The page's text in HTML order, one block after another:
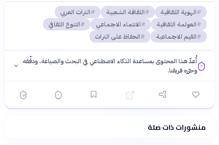
الهوية الثقافية الثقافة الشعبية
التراث العربي
العولمة الثقافية
الانتماء الاجتماعي
التنوع الثقافي
القيم الاجتماعية
الحفاظ على التراث
أُعدّ هذا المحتوى بمساعدة الذكاء الاصطناعي في البحث والصياغة، ودقّقه
وحرّره فريقنا.
فلسفتنا المعرفية· سياسة الذكاء الاصطناعيمنشورات ذات صلة